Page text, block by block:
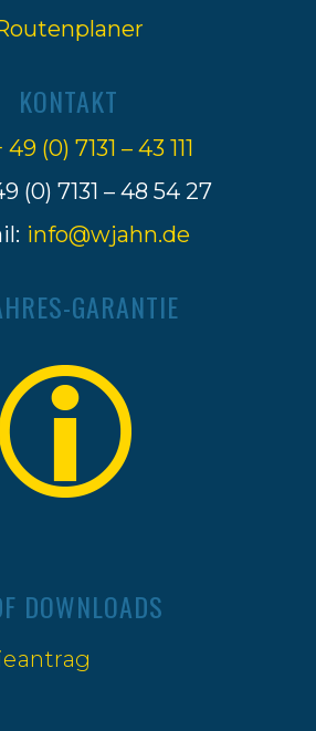
KONTAKT
49 (0) 7131 – 43 111
(0) 7131 – 48 54 27
info@wjahn.de
GARANTIE
DOWNLOADS